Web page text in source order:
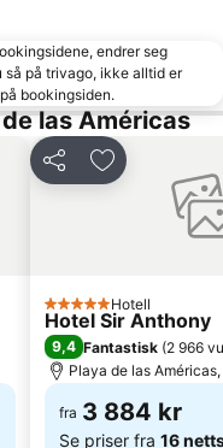
Paraíso
de Los Guíos
Club Tenerife
de los Gigantes
de Martiánez
endrer seg
på trivago, ikke alltid er
bookingsiden.
las Américas
Del Legg til i
5 StjernerHotell
Hotel Sir Anthony
9,4 Fantastisk (2 966
Playa de las
fra 3 884 kr
Se priser fra 16